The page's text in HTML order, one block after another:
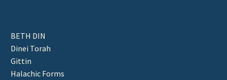
BETH DIN
Dinei Torah
Gittin
Halachic Forms